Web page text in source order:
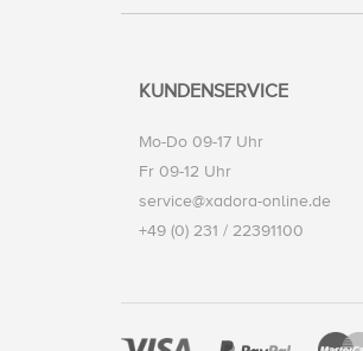
KUNDENSERVICE
Mo-Do 09-17 Uhr
Fr 09-12 Uhr
service@xadora-online.de
+49 (0) 231 / 22391100